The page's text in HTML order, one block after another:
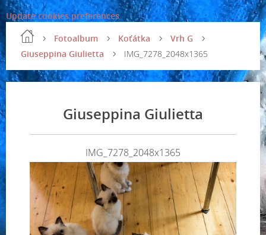
Update cookies preferences
Fotoalbum
Koťátka
Vrh G
Giuseppina Giulietta
IMG_7278_2048x1365
Giuseppina Giulietta
IMG_7278_2048x1365